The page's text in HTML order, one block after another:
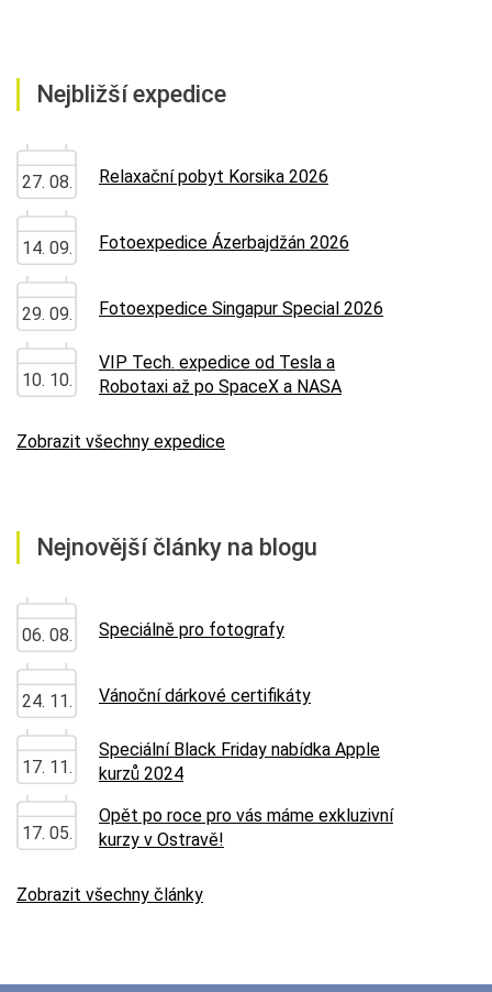
Nejbližší expedice
27. 08. Relaxační pobyt Korsika 2026
14. 09. Fotoexpedice Ázerbajdžán 2026
29. 09. Fotoexpedice Singapur Special 2026
10. 10.
VIP Tech. expedice od Tesla a
Robotaxi až po SpaceX a NASA
Zobrazit všechny expedice
Nejnovější články na blogu
06. 08. Speciálně pro fotografy
24. 11. Vánoční dárkové certifikáty
17. 11.
Speciální Black Friday nabídka Apple
kurzů 2024
17. 05.
Opět po roce pro vás máme exkluzivní
kurzy v Ostravě!
Zobrazit všechny články